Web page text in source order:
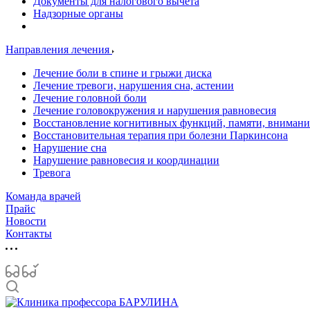
Надзорные органы
Направления лечения
Лечение боли в спине и грыжи диска
Лечение тревоги, нарушения сна, астении
Лечение головной боли
Лечение головокружения и нарушения равновесия
Восстановление когнитивных функций, памяти,
Восстановительная терапия при болезни Паркинсона
Нарушение сна
Нарушение равновесия и координации
Тревога
Команда врачей
Прайс
Новости
Контакты